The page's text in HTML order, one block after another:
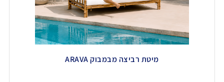
מיטת רביצה מבמבוק ARAVA